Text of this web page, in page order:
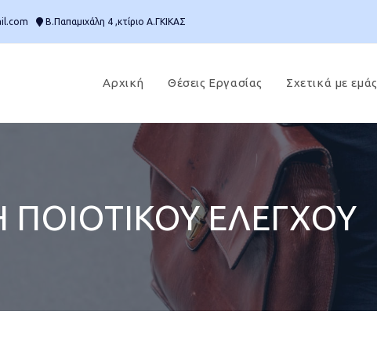
Β.Παπαμιχάλη 4 ,κτίριο Α.ΓΚΙΚΑΣ
Αρχική Θέσεις Εργασίας Σχετικά με εμάς
ΠΟΙΟΤΙΚΟΥ ΕΛΕΓΧΟΥ